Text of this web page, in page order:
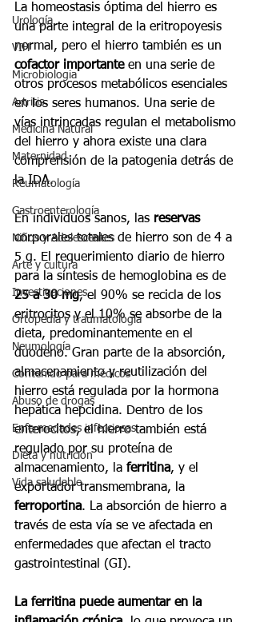
Urología
VIH
Microbiologia
Artritis
Medicina Natural
Maternidad
Reumatología
Gastroenterología
Niños y Adolescentes
Arte y cultura
Investigaciones
Ortopedia y traumatología
Neumología
Contenido para médicos
Abuso de drogas
Enfermedades infecciosas
Dieta y nutrición
Vida saludable
La homeostasis óptima del hierro es
una parte integral de la eritropoyesis
normal, pero el hierro también es un
cofactor importante en una serie de
otros procesos metabólicos esenciales
en los seres humanos. Una serie de
vías intrincadas regulan el metabolismo
del hierro y ahora existe una clara
comprensión de la patogenia detrás de
la IDA.
En individuos sanos, las reservas
corporales totales de hierro son de 4 a
5 g. El requerimiento diario de hierro
para la síntesis de hemoglobina es de
25 a 30 mg, el 90% se recicla de los
eritrocitos y el 10% se absorbe de la
dieta, predominantemente en el
duodeno. Gran parte de la absorción,
almacenamiento y reutilización del
hierro está regulada por la hormona
hepática hepcidina. Dentro de los
enterocitos, el hierro también está
regulado por su proteína de
almacenamiento, la ferritina, y el
exportador transmembrana, la
ferroportina. La absorción de hierro a
través de esta vía se ve afectada en
enfermedades que afectan el tracto
gastrointestinal (GI).
La ferritina puede aumentar en la